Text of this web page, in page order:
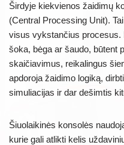
Širdyje kiekvienos žaidimų
(Central Processing Unit).
visus vykstančius procesus.
šoka, bėga ar šaudo, būtent
skaičiavimus, reikalingus
apdoroja žaidimo logiką,
simuliacijas ir dar dešimtis
Šiuolaikinės konsolės
kurie gali atlikti kelis